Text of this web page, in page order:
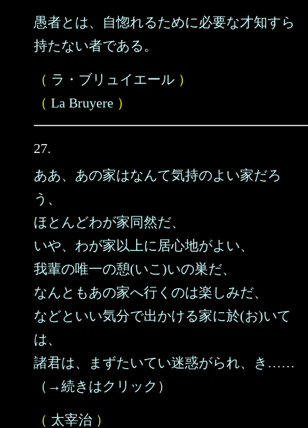
愚者とは、自惚れるために必要な才知すら
持たない者である。
（ ラ・ブリュイエール ）
（ La Bruyere ）
27.
ああ、あの家はなんて気持のよい家だろ
う、
ほとんどわが家同然だ、
いや、わが家以上に居心地がよい、
我輩の唯一の憩(いこ)いの巣だ、
なんともあの家へ行くのは楽しみだ、
などといい気分で出かける家に於(お)いて
は、
諸君は、まずたいてい迷惑がられ、き……
（→続きはクリック）
（ 太宰治 ）